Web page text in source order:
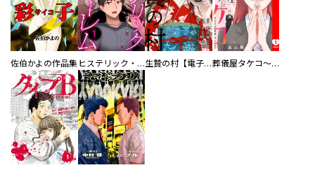
佐伯かよの作品集 ヒステリック・ハーレム～搾られる男と堕ちる女～【電子単行本版】 生贄の村【電子単行本版】 葬儀屋タケコ～あなたの最期、叶えます【電子単行本版】